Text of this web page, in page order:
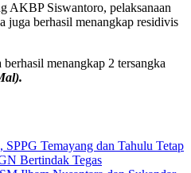
AKBP Siswantoro, pelaksanaan
juga berhasil menangkap residivis
menangkap 2 tersangka
Temayang dan Tahulu Tetap
Bertindak Tegas